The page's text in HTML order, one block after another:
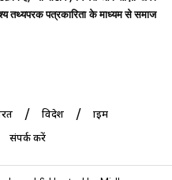
तथ्यपरक पत्रकारिता के माध्यम से समाज
विदेश
क्राइम
संपर्क करें